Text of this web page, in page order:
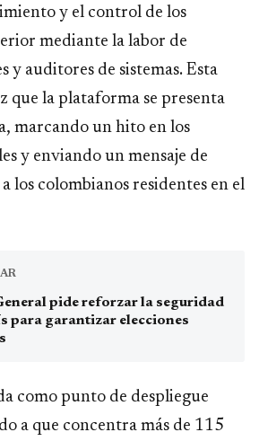
y el control de los
mediante la labor de
y auditores de sistemas. Esta
que la plataforma se presenta
marcando un hito en los
y enviando un mensaje de
los colombianos residentes en el
pide reforzar la seguridad
para garantizar elecciones
como punto de despliegue
a que concentra más de 115